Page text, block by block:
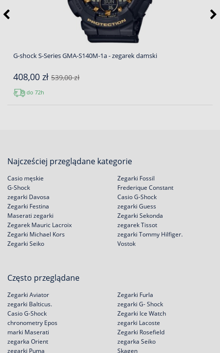
G-shock S-Series GMA-S140M-1a - zegarek damski
408,00 zł 539,00 zł
do 72h
Najcześciej przeglądane kategorie
Casio męskie
G-Shock
zegarki Davosa
Zegarki Festina
Zegarki Fossil
Frederique Constant
Casio G-Shock
zegarki Guess
Maserati zegarki
Zegarek Mauric Lacroix
Zegarki Michael Kors
Zegarki Seiko
Zegarki Sekonda
zegarek Tissot
zegarki Tommy Hilfiger.
Vostok
Często przeglądane
Zegarki Aviator
zegarki Balticus.
Casio G-Shock
chronometry Epos
Zegarki Furla
zegarki G- Shock
Zegarki Ice Watch
zegarki Lacoste
marki Maserati
zegarka Orient
zegarki Puma
Zegarki Rosefield
zegarka Seiko
Skagen